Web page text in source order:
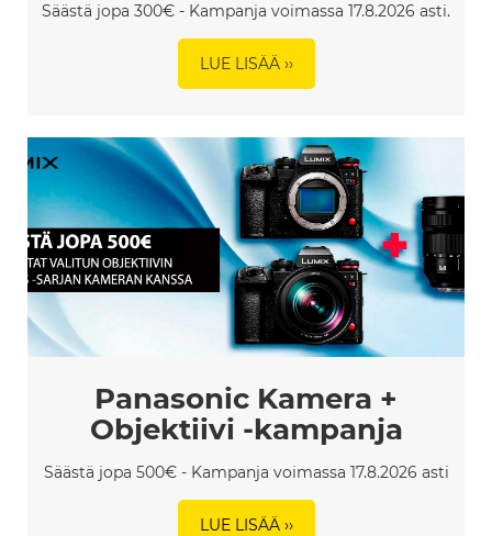
Säästä jopa 300€ - Kampanja voimassa 17.8.2026 asti.
LUE LISÄÄ ››
Panasonic Kamera +
Objektiivi -kampanja
Säästä jopa 500€ - Kampanja voimassa 17.8.2026 asti
LUE LISÄÄ ››